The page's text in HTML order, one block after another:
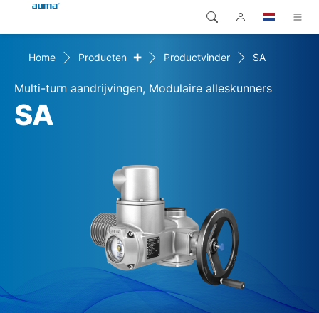
Producten
Oplossingen
Global
Europa
Noord-Amerika
Zoekopdracht
Home Producten + Productvinder SA
Multi-turn aandrijvingen, Modulaire alleskunners
SA